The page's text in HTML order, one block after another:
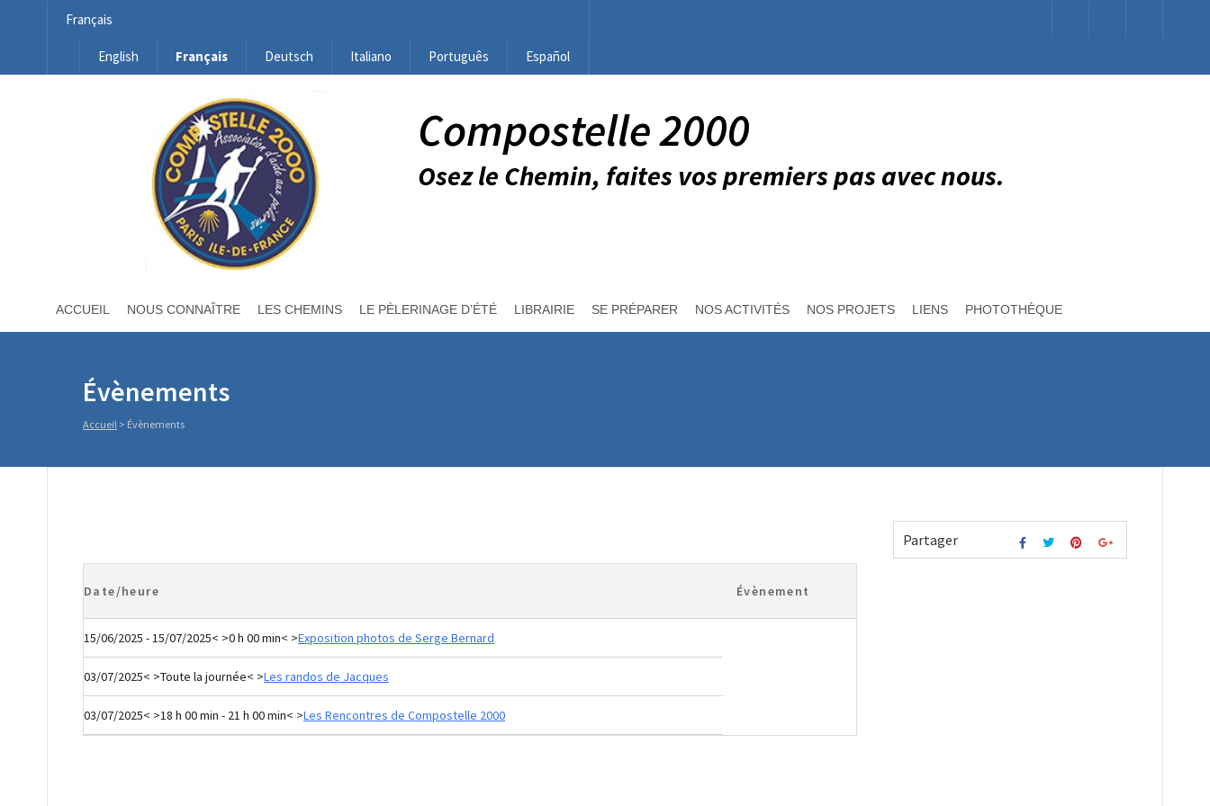
Français
English Français Deutsch Italiano Português Español
Compostelle 2000
Osez le Chemin, faites vos premiers pas avec nous.
ACCUEIL NOUS CONNAÎTRE LES CHEMINS LE PÈLERINAGE D’ÉTÉ LIBRAIRIE SE PRÉPARER NOS ACTIVITÉS NOS PROJETS LIENS PHOTOTHÈQUE
Évènements
Accueil > Évènements
Date/heure Évènement
15/06/2025 - 15/07/2025< >0 h 00 min< >Exposition photos de Serge Bernard
03/07/2025< >Toute la journée< >Les randos de Jacques
03/07/2025< >18 h 00 min - 21 h 00 min< >Les Rencontres de Compostelle 2000
Partager